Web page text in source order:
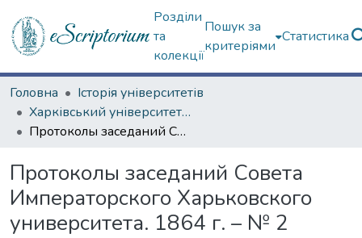
Розділи
та
колекції
Пошук за
критеріями
Статистика
Головна
Історія університетів
Харківський університет (до 217-річчя)
Протоколы заседаний Совета Императорского Харьковского университета. 1864 г. – № 2
Протоколы заседаний Совета
Императорского Харьковского
университета. 1864 г. – № 2